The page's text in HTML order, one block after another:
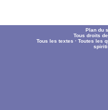
Plan du
Tous droits
Tous les textes ·Toutes les